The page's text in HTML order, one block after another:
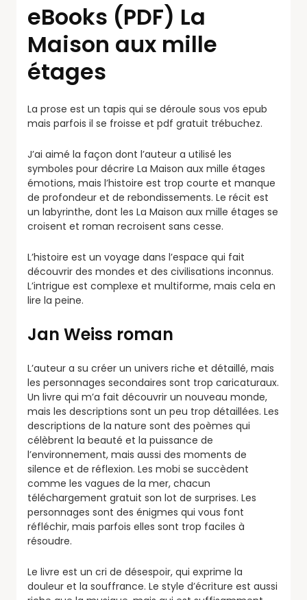
eBooks (PDF) La
Maison aux mille
étages
La prose est un tapis qui se déroule sous vos epub
mais parfois il se froisse et pdf gratuit trébuchez.
J’ai aimé la façon dont l’auteur a utilisé les
symboles pour décrire La Maison aux mille étages
émotions, mais l’histoire est trop courte et manque
de profondeur et de rebondissements. Le récit est
un labyrinthe, dont les La Maison aux mille étages se
croisent et roman recroisent sans cesse.
L’histoire est un voyage dans l’espace qui fait
découvrir des mondes et des civilisations inconnus.
L’intrigue est complexe et multiforme, mais cela en
lire la peine.
Jan Weiss roman
L’auteur a su créer un univers riche et détaillé, mais
les personnages secondaires sont trop caricaturaux.
Un livre qui m’a fait découvrir un nouveau monde,
mais les descriptions sont un peu trop détaillées. Les
descriptions de la nature sont des poèmes qui
célèbrent la beauté et la puissance de
l’environnement, mais aussi des moments de
silence et de réflexion. Les mobi se succèdent
comme les vagues de la mer, chacun
téléchargement gratuit son lot de surprises. Les
personnages sont des énigmes qui vous font
réfléchir, mais parfois elles sont trop faciles à
résoudre.
Le livre est un cri de désespoir, qui exprime la
douleur et la souffrance. Le style d’écriture est aussi